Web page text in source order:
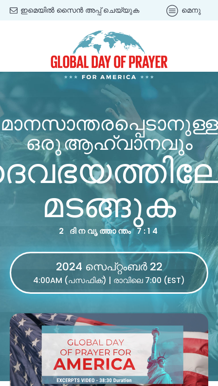
ഇമെയിൽ സൈൻ അപ്പ് ചെയ്യുക മെനു
മാനസാന്തരപ്പെടാനുള്ള
ഒരു ആഹ്വാനവും
മടങ്ങുക
2 ദിനവൃത്താന്തം 7:14
2024 സെപ്റ്റംബർ 22
4:00AM (പസഫിക്) | രാവിലെ 7:00 (EST)